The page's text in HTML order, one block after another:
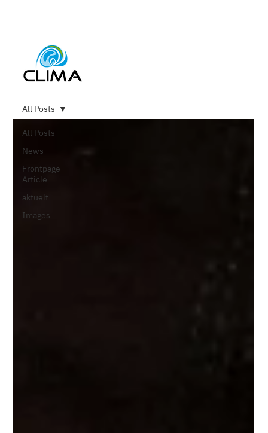
All Posts
News
Frontpage
Article
aktuelt
Images
All Posts